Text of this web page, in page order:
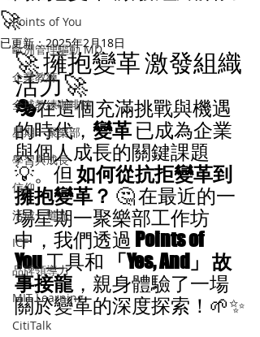
Points of You
歐洲管理驅動 MD
企業教練
全球教練咖啡館
星期一聚樂部
學習與成長
信仰
活成一道光
ICF
品牌領導力
MIT Learning
CitiTalk
🚀
已更新：2025年2月18日
🚀 擁抱變革 激發組織
活力🚀
🎭在這個充滿挑戰與機遇
的時代， 變革 已成為企業
與個人成長的關鍵課題
💡。但 如何從抗拒變革到
擁抱變革？ 🤔 在最近的一
場星期一聚樂部工作坊
中，我們透過 Points of
You 工具和
「Yes, And」 故
事接龍 ，親身體驗了一場
關於變革的深度探索！🌱✨